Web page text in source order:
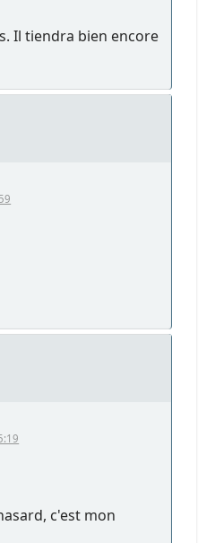
Il tiendra bien encore
c'est mon